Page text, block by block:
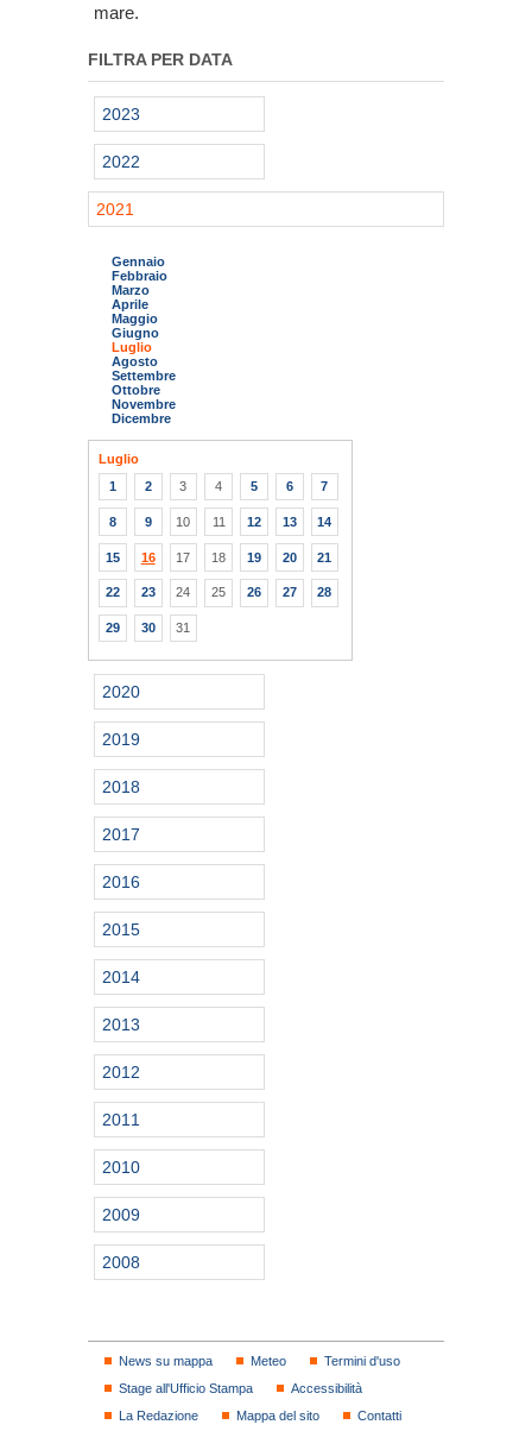
mare.
FILTRA PER DATA
2023
2022
2021
Gennaio
Febbraio
Marzo
Aprile
Maggio
Giugno
Luglio
Agosto
Settembre
Ottobre
Novembre
Dicembre
Luglio
1
2 3 4 5 6 7
8 9 10 11 12 13 14
15 16 17 18 19 20 21
22 23 24 25 26 27 28
29 30 31
2020
2019
2018
2017
2016
2015
2014
2013
2012
2011
2010
2009
2008
News su mappa Meteo
Termini d'uso
Stage all'Ufficio Stampa
Accessibilità
La Redazione
Mappa del sito Contatti